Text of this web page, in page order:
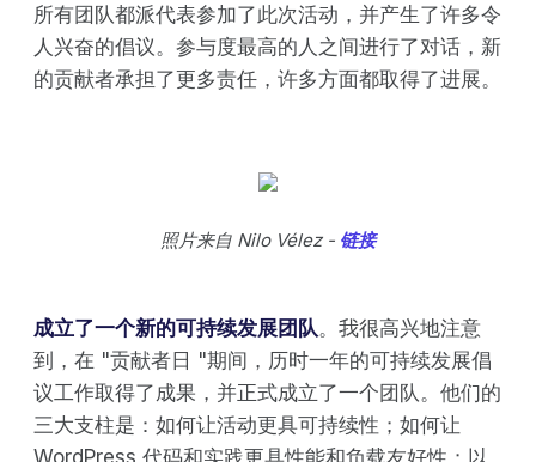
所有团队都派代表参加了此次活动，并产生了许多令
人兴奋的倡议。参与度最高的人之间进行了对话，新
的贡献者承担了更多责任，许多方面都取得了进展。
照片来自 Nilo Vélez - 链接
成立了一个新的可持续发展团队。我很高兴地注意
到，在 "贡献者日 "期间，历时一年的可持续发展倡
议工作取得了成果，并正式成立了一个团队。他们的
三大支柱是：如何让活动更具可持续性；如何让
WordPress 代码和实践更具性能和负载友好性；以